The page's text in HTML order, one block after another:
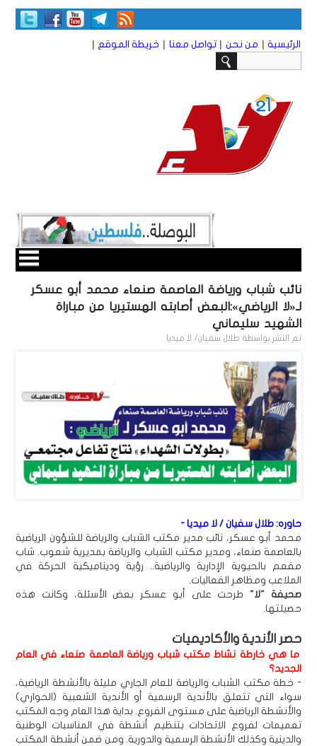
الرئيسية | من نحن | تواصل معنا | خريطة الموقع |
نائب شباب ورياضة العاصمة صنعاء محمد أبو عسكر
لـ«لا الرياضي»:البعض أصابته الهستيريا من مباراة
الشهيد سليماني
تم النشر بواسطة طلال سفيان/ لا ميديا
حاوره: طلال سفيان / لا ميديا -
محمد أبو عسكر، نائب مدير مكتب الشباب والرياضة للشؤون الرياضية
بالعاصمة صنعاء، ومدير مكتب الشباب والرياضة بمديرية شعوب. شاب
مفعم بالحيوية الإدارية والرياضية.. رؤية وديناميكية الحركة في
الملاعب ومظاهر الفعاليات.
صحيفة "لا"طرحت على أبو عسكر بعض الأسئلة، وكانت هذه
حصيلتها.
حصر الأندية والأكاديميات
ما هي خارطة نشاط مكتب شباب ورياضة العاصمة صنعاء في العام
الجديد؟
- خطة مكتب الشباب والرياضة للعام الجاري مليئة بالأنشطة الرياضية،
سواء التي تتعلق بالأندية الرسمية أو الأندية الشعبية (الحواري)
والأنشطة الرياضية على مستوى الفروع. بداية هذا العام وجه المكتب
تعميمات لفروع الاتحادات بتنظيم أنشطة في المناسبات الوطنية
والدينية وكذلك الأنشطة الرسمية والدورية. ومن ضمن أنشطة المكتب